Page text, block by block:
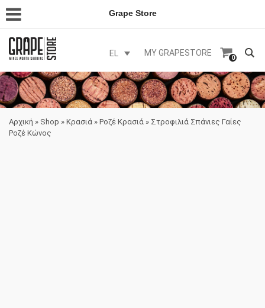
Grape Store
EL MY GRAPESTORE
0
Αρχική » Shop » Κρασιά » Ροζέ Κρασιά » Στροφιλιά Σπάνιες Γαίες
Ροζέ Κώνος